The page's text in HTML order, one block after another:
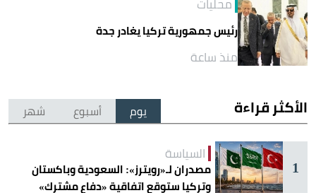
رئيس جمهورية تركيا يغادر جدة
منذ ساعة
الأكثر قراءة يوم أسبوع شهر
1
السياسة
مصدران لـ«رويترز»: السعودية وباكستان
وتركيا ستوقع اتفاقية «دفاع مشترك»